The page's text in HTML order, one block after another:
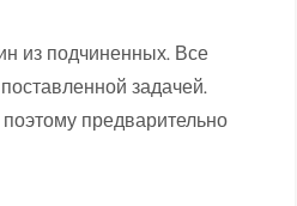
из подчиненных. Все
задачей.
предварительно